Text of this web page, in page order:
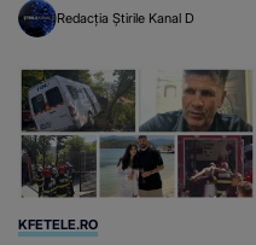
Redacția Știrile Kanal D
KFETELE.RO